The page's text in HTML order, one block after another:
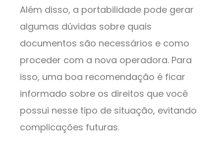
Além disso, a portabilidade pode gerar
algumas dúvidas sobre quais
documentos são necessários e como
proceder com a nova operadora. Para
isso, uma boa recomendação é ficar
informado sobre os direitos que você
possui nesse tipo de situação, evitando
complicações futuras.